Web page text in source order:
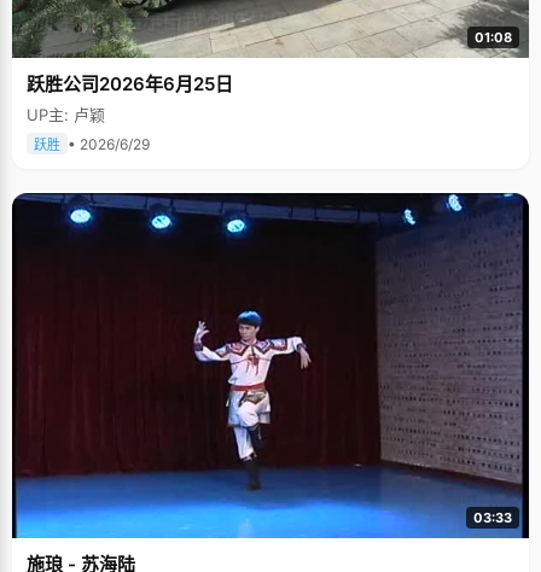
01:08
跃胜公司2026年6月25日
UP主: 卢颖
跃胜 • 2026/6/29
03:33
施琅 - 苏海陆